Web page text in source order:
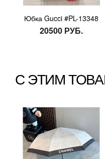
Юбка Gucci #PL-13348
20500 РУБ.
С ЭТИМ